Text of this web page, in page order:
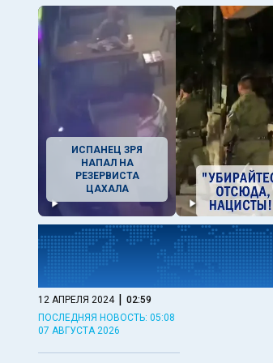
ИСПАНЕЦ ЗРЯ
НАПАЛ НА
РЕЗЕРВИСТА
ЦАХАЛА
12 АПРЕЛЯ 2024 | 02:59
ПОСЛЕДНЯЯ НОВОСТЬ: 05:08
07 АВГУСТА 2026